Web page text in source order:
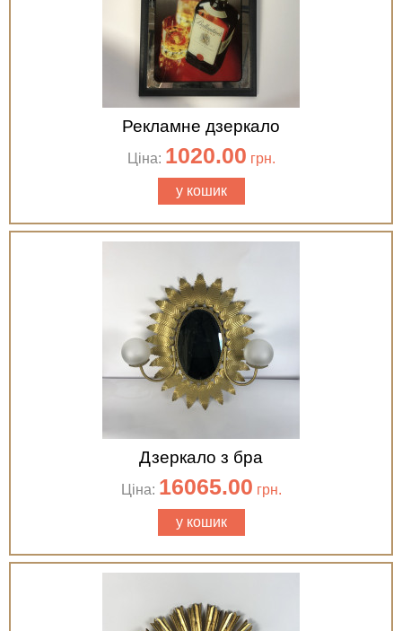
Рекламне дзеркало
Ціна: 1020.00 грн.
у кошик
Дзеркало з бра
Ціна: 16065.00 грн.
у кошик